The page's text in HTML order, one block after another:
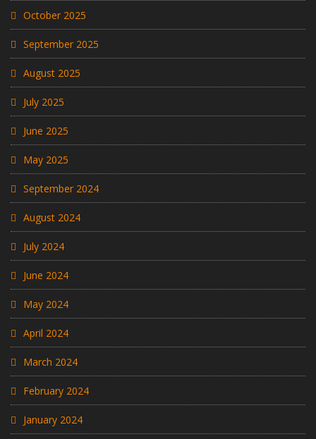
October 2025
September 2025
August 2025
July 2025
June 2025
May 2025
September 2024
August 2024
July 2024
June 2024
May 2024
April 2024
March 2024
February 2024
January 2024